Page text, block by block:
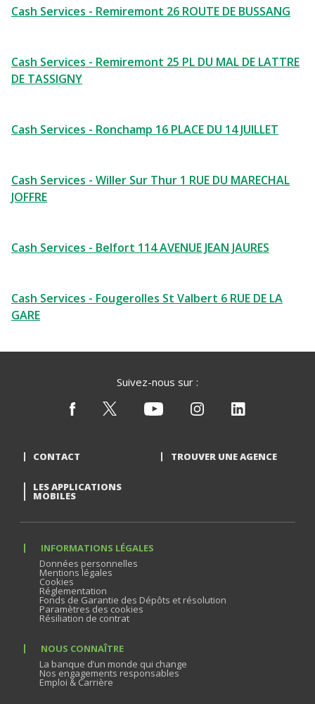
Cash Services - Remiremont 26 ROUTE DE BUSSANG
Cash Services - Remiremont 25 PL DU MAL DE LATTRE
DE TASSIGNY
Cash Services - Ronchamp 16 PLACE DU 14 JUILLET
Cash Services - Willer Sur Thur 1 RUE DU MARECHAL
JOFFRE
Cash Services - Belfort 114 AVENUE JEAN JAURES
Cash Services - Fougerolles St Valbert 6 RUE DE LA
GARE
Suivez-nous sur :
CONTACT TROUVER UNE AGENCE
LES APPLICATIONS
MOBILES
INFORMATIONS LÉGALES
Données personnelles
Mentions légales
Cookies
Réglementation
Fonds de Garantie des Dépôts et résolution
Paramètres des cookies
Résiliation de contrat
NOUS CONNAÎTRE
La banque d’un monde qui change
Nos engagements responsables
Emploi & Carrière